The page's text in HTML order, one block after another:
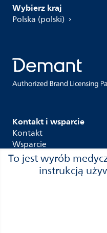
Kontakt i wsparcie
Kontakt
Wsparcie
Gwarancja
Gdzie kupić
Wybierz kraj
Polska (polski)
To jest wyrób
instrukcją